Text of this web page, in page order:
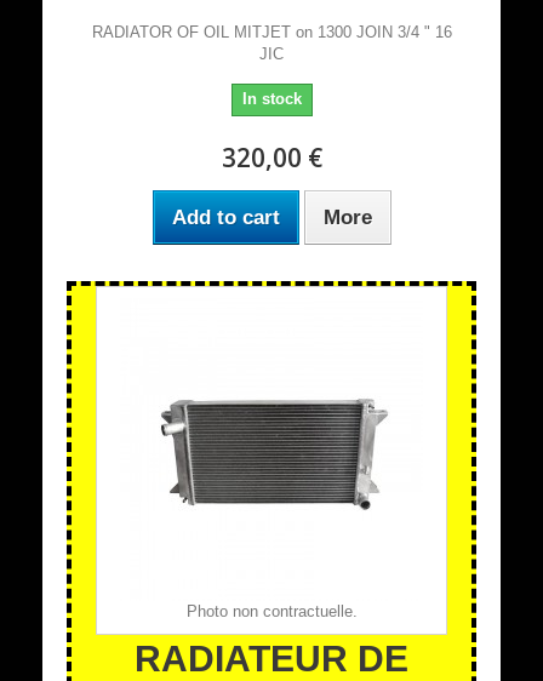
RADIATOR OF OIL MITJET on 1300 JOIN 3/4 " 16
JIC
In stock
320,00 €
Add to cart More
Photo non contractuelle.
RADIATEUR DE